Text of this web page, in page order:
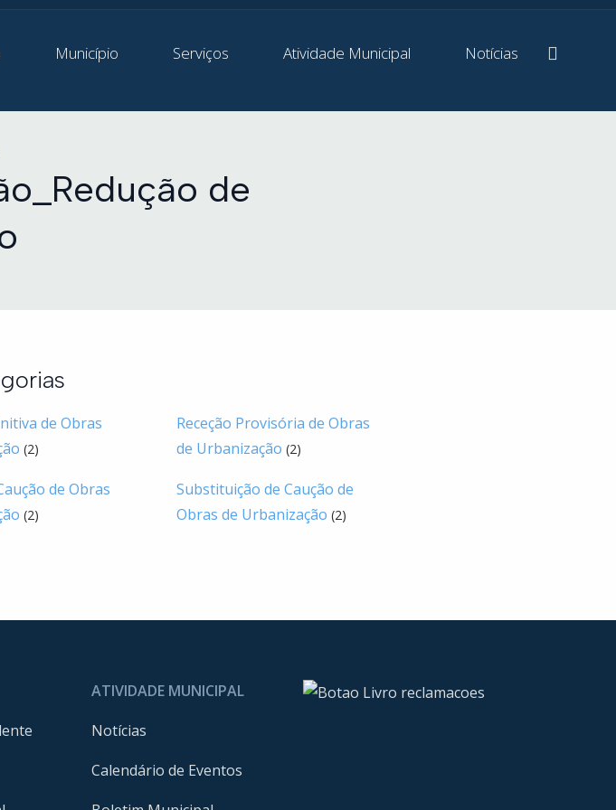
Município Serviços Atividade Municipal Notícias
de
de Obras
(2)
Receção Provisória de Obras
de Urbanização (2)
de Obras
(2)
Substituição de Caução de
Obras de Urbanização (2)
ATIVIDADE MUNICIPAL
Notícias
Calendário de Eventos